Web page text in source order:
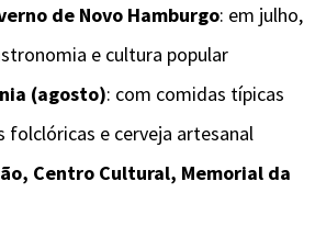
de Novo Hamburgo: em julho,
e cultura popular
(agosto): com comidas típicas
folclóricas e cerveja artesanal
Centro Cultural, Memorial da